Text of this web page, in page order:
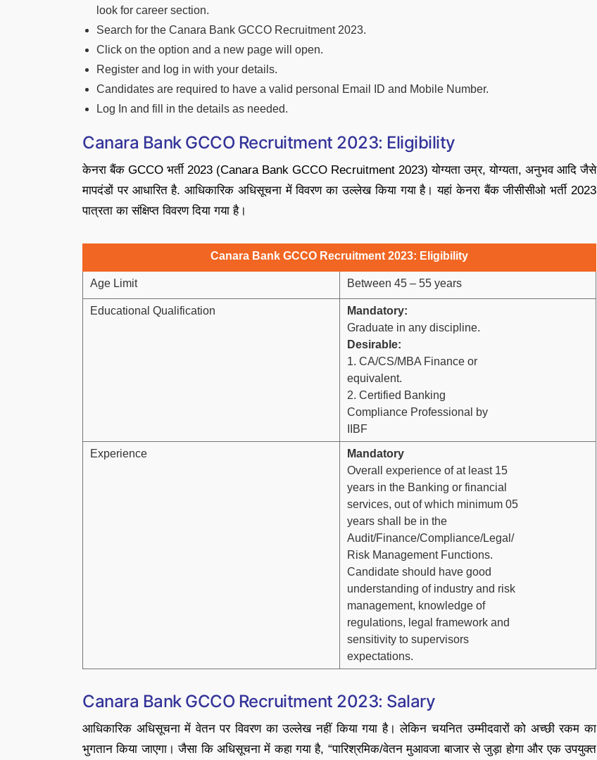
look for career section.
Search for the Canara Bank GCCO Recruitment 2023.
Click on the option and a new page will open.
Register and log in with your details.
Candidates are required to have a valid personal Email ID and Mobile Number.
Log In and fill in the details as needed.
Canara Bank GCCO Recruitment 2023: Eligibility
केनरा बैंक GCCO भर्ती 2023 (Canara Bank GCCO Recruitment 2023) योग्यता उम्र, योग्यता, अनुभव आदि जैसे
मापदंडों पर आधारित है. आधिकारिक अधिसूचना में विवरण का उल्लेख किया गया है। यहां केनरा बैंक जीसीसीओ भर्ती 2023
पात्रता का संक्षिप्त विवरण दिया गया है।
Canara Bank GCCO Recruitment 2023: Eligibility
Age Limit Between 45 – 55 years
Educational Qualification
Mandatory:
Graduate in any discipline.
Desirable:
1. CA/CS/MBA Finance or
equivalent.
2. Certified Banking
Compliance Professional by
IIBF
Experience
Mandatory
Overall experience of at least 15
years in the Banking or financial
services, out of which minimum 05
years shall be in the
Audit/Finance/Compliance/Legal/
Risk Management Functions.
Candidate should have good
understanding of industry and risk
management, knowledge of
regulations, legal framework and
sensitivity to supervisors
expectations.
Canara Bank GCCO Recruitment 2023: Salary
आधिकारिक अधिसूचना में वेतन पर विवरण का उल्लेख नहीं किया गया है। लेकिन चयनित उम्मीदवारों को अच्छी रकम का
भुगतान किया जाएगा। जैसा कि अधिसूचना में कहा गया है, “पारिश्रमिक/वेतन मुआवजा बाजार से जुड़ा होगा और एक उपयुक्त